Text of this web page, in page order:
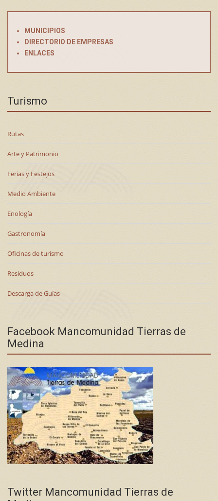
MUNICIPIOS
DIRECTORIO DE EMPRESAS
ENLACES
Turismo
Rutas
Arte y Patrimonio
Ferias y Festejos
Medio Ambiente
Enología
Gastronomía
Oficinas de turismo
Residuos
Descarga de Guías
Facebook Mancomunidad Tierras de
Medina
Twitter Mancomunidad Tierras de